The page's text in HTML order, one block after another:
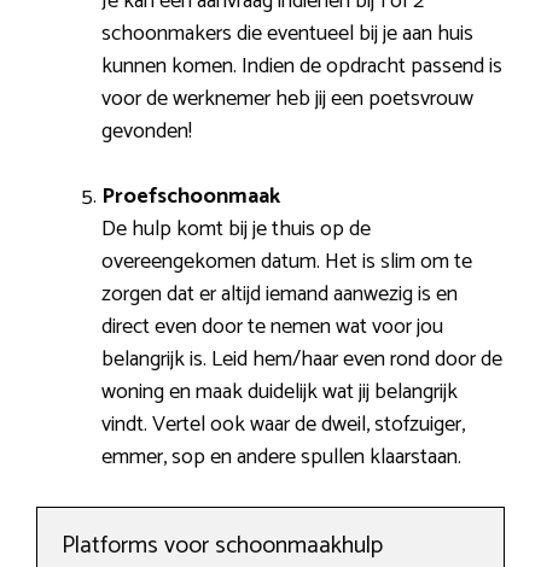
schoonmakers die eventueel bij je aan huis
kunnen komen. Indien de opdracht passend is
voor de werknemer heb jij een poetsvrouw
gevonden!
Proefschoonmaak
De hulp komt bij je thuis op de
overeengekomen datum. Het is slim om te
zorgen dat er altijd iemand aanwezig is en
direct even door te nemen wat voor jou
belangrijk is. Leid hem/haar even rond door de
woning en maak duidelijk wat jij belangrijk
vindt. Vertel ook waar de dweil, stofzuiger,
emmer, sop en andere spullen klaarstaan.
Platforms voor schoonmaakhulp